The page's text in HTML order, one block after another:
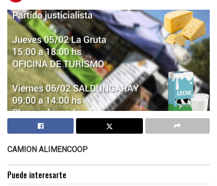
CAMION ALIMENCOOP
Puede interesarte